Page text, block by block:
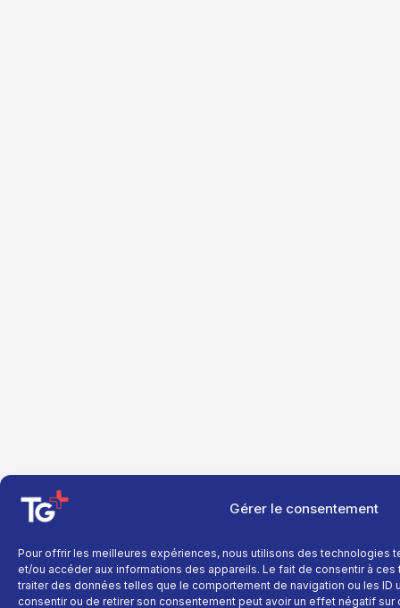
Gérer le consentement
Pour offrir les meilleures expériences, nous utilisons des technologies
et/ou accéder aux informations des appareils. Le fait de consentir à
traiter des données telles que le comportement de navigation ou les ID
consentir ou de retirer son consentement peut avoir un effet négatif